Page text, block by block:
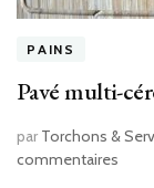
PAINS
Pavé multi-
par Torchons &
commentaires